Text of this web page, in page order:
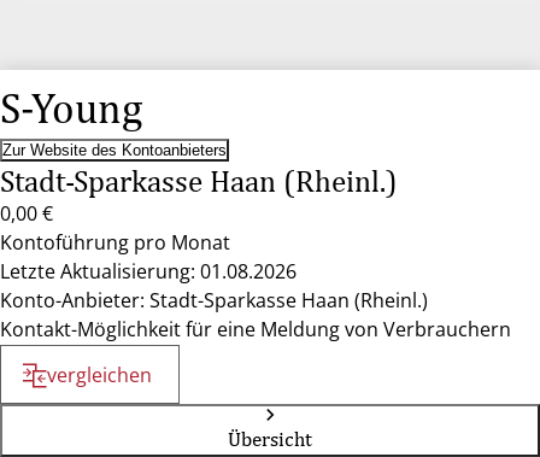
S-Young
Zur Website des Kontoanbieters
Stadt-Sparkasse Haan (Rheinl.)
0,00 €
Kontoführung pro Monat
Letzte Aktualisierung: 01.08.2026
Konto-Anbieter: Stadt-Sparkasse Haan (Rheinl.)
Kontakt-Möglichkeit für eine Meldung von Verbrauchern
vergleichen
Übersicht